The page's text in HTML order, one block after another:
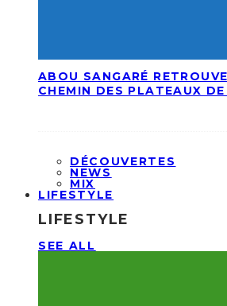
ABOU SANGARÉ
CHEMIN DES PLATEAUX
DÉCOUVERTES
NEWS
MIX
LIFESTYLE
LIFESTYLE
SEE ALL